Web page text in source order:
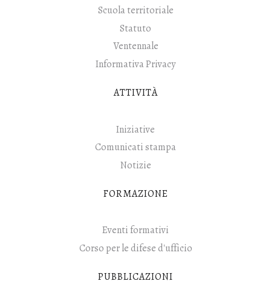
Scuola territoriale
Statuto
Ventennale
Informativa Privacy
ATTIVITÀ
Iniziative
Comunicati stampa
Notizie
FORMAZIONE
Eventi formativi
Corso per le difese d'ufficio
PUBBLICAZIONI